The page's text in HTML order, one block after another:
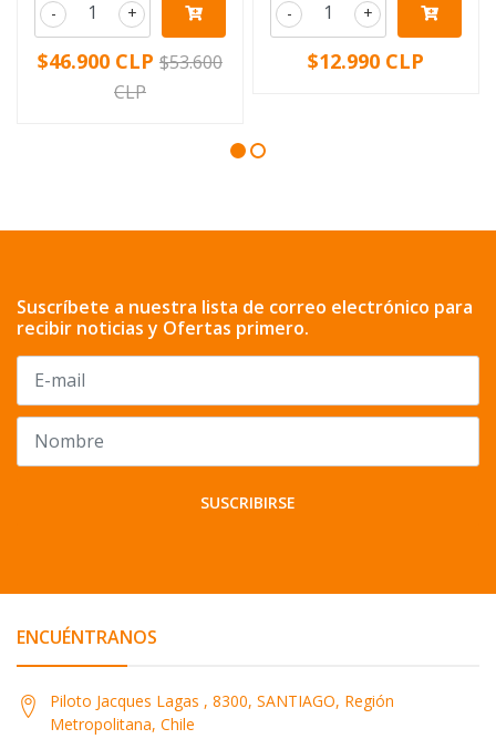
+
-
$46.900 CLP $53.600
CLP
+
-
$12.990 CLP
Suscríbete a nuestra lista de correo electrónico para
recibir noticias y Ofertas primero.
SUSCRIBIRSE
ENCUÉNTRANOS
Piloto Jacques Lagas , 8300, SANTIAGO, Región
Metropolitana, Chile